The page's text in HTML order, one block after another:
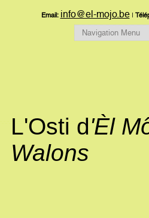
Email: info@el-mojo.be|
L'Osti d'Èl
Walons